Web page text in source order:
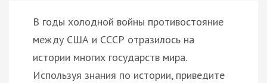
В годы холодной войны противостояние
между США и СССР отразилось на
истории многих государств мира.
Используя знания по истории, приведите